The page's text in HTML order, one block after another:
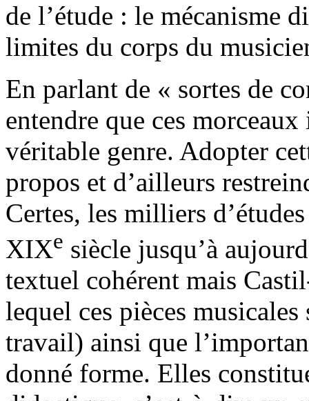
de l’étude : le mécanisme
limites du corps du
En parlant de « sortes de
entendre que ces
véritable genre. Adopter
propos et d’ailleurs
Certes, les milliers
XIXe siècle jusqu’à
textuel cohérent mais
lequel ces pièces
travail) ainsi que
donné forme. Elles